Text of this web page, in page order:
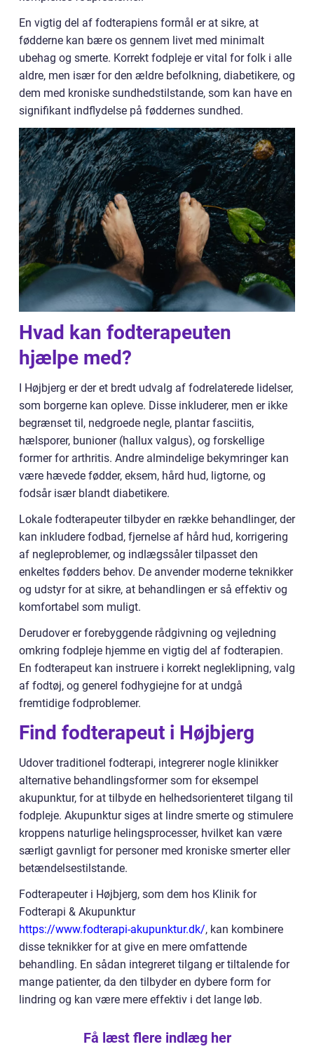
En vigtig del af fodterapiens formål er at sikre, at
fødderne kan bære os gennem livet med minimalt
ubehag og smerte. Korrekt fodpleje er vital for folk i alle
aldre, men især for den ældre befolkning, diabetikere, og
dem med kroniske sundhedstilstande, som kan have en
signifikant indflydelse på føddernes sundhed.
Hvad kan fodterapeuten
hjælpe med?
I Højbjerg er der et bredt udvalg af fodrelaterede lidelser,
som borgerne kan opleve. Disse inkluderer, men er ikke
begrænset til, nedgroede negle, plantar fasciitis,
hælsporer, bunioner (hallux valgus), og forskellige
former for arthritis. Andre almindelige bekymringer kan
være hævede fødder, eksem, hård hud, ligtorne, og
fodsår især blandt diabetikere.
Lokale fodterapeuter tilbyder en række behandlinger, der
kan inkludere fodbad, fjernelse af hård hud, korrigering
af negleproblemer, og indlægssåler tilpasset den
enkeltes fødders behov. De anvender moderne teknikker
og udstyr for at sikre, at behandlingen er så effektiv og
komfortabel som muligt.
Derudover er forebyggende rådgivning og vejledning
omkring fodpleje hjemme en vigtig del af fodterapien.
En fodterapeut kan instruere i korrekt negleklipning, valg
af fodtøj, og generel fodhygiejne for at undgå
fremtidige fodproblemer.
Find fodterapeut i Højbjerg
Udover traditionel fodterapi, integrerer nogle klinikker
alternative behandlingsformer som for eksempel
akupunktur, for at tilbyde en helhedsorienteret tilgang til
fodpleje. Akupunktur siges at lindre smerte og stimulere
kroppens naturlige helingsprocesser, hvilket kan være
særligt gavnligt for personer med kroniske smerter eller
betændelsestilstande.
Fodterapeuter i Højbjerg, som dem hos Klinik for
Fodterapi & Akupunktur
https://www.fodterapi-akupunktur.dk/, kan kombinere
disse teknikker for at give en mere omfattende
behandling. En sådan integreret tilgang er tiltalende for
mange patienter, da den tilbyder en dybere form for
lindring og kan være mere effektiv i det lange løb.
Få læst flere indlæg her